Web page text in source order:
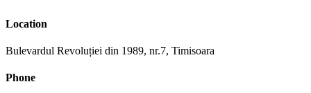
Location
Bulevardul Revoluției din 1989, nr.7, Timisoara
Phone